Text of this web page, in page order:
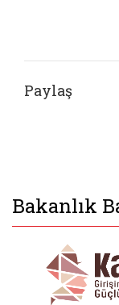
Paylaş
Bakanlık